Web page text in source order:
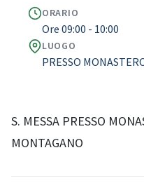
ORARIO
Ore 09:00 - 10:00
LUOGO
PRESSO
S. MESSA PRESSO
MONTAGANO